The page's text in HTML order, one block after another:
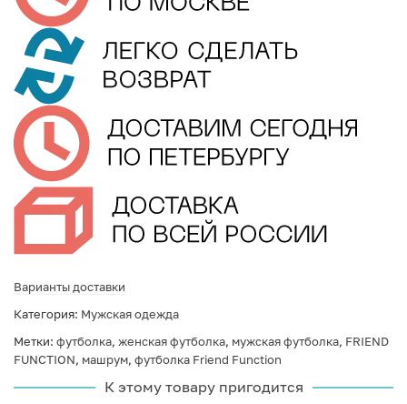
Варианты доставки
Категория: Мужская одежда
Метки: футболка, женская футболка, мужская футболка, FRIEND
FUNCTION, машрум, футболка Friend Function
К этому товару пригодится